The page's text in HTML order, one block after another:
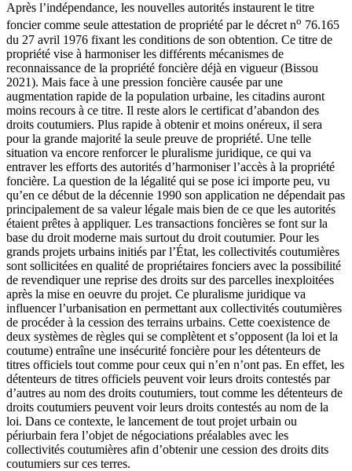
Après l’indépendance, les nouvelles autorités instaurent le titre
foncier comme seule attestation de propriété par le décret no 76.165
du 27 avril 1976 fixant les conditions de son obtention. Ce titre de
propriété vise à harmoniser les différents mécanismes de
reconnaissance de la propriété foncière déjà en vigueur (Bissou
2021). Mais face à une pression foncière causée par une
augmentation rapide de la population urbaine, les citadins auront
moins recours à ce titre. Il reste alors le certificat d’abandon des
droits coutumiers. Plus rapide à obtenir et moins onéreux, il sera
pour la grande majorité la seule preuve de propriété. Une telle
situation va encore renforcer le pluralisme juridique, ce qui va
entraver les efforts des autorités d’harmoniser l’accès à la propriété
foncière. La question de la légalité qui se pose ici importe peu, vu
qu’en ce début de la décennie 1990 son application ne dépendait pas
principalement de sa valeur légale mais bien de ce que les autorités
étaient prêtes à appliquer. Les transactions foncières se font sur la
base du droit moderne mais surtout du droit coutumier. Pour les
grands projets urbains initiés par l’État, les collectivités coutumières
sont sollicitées en qualité de propriétaires fonciers avec la possibilité
de revendiquer une reprise des droits sur des parcelles inexploitées
après la mise en oeuvre du projet. Ce pluralisme juridique va
influencer l’urbanisation en permettant aux collectivités coutumières
de procéder à la cession des terrains urbains. Cette coexistence de
deux systèmes de règles qui se complètent et s’opposent (la loi et la
coutume) entraîne une insécurité foncière pour les détenteurs de
titres officiels tout comme pour ceux qui n’en n’ont pas. En effet, les
détenteurs de titres officiels peuvent voir leurs droits contestés par
d’autres au nom des droits coutumiers, tout comme les détenteurs de
droits coutumiers peuvent voir leurs droits contestés au nom de la
loi. Dans ce contexte, le lancement de tout projet urbain ou
périurbain fera l’objet de négociations préalables avec les
collectivités coutumières afin d’obtenir une cession des droits dits
coutumiers sur ces terres.